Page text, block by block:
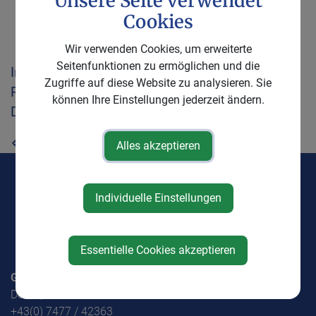
Infoblatt "Chippen" Kennzeichnung und
Registrierung von Hunden
Donnerstag, 21. Dezember 2017
⇐ zurück
Gemeinde Weistrach
Dorf 1, 3351 Weistrach
+43(0) 7477 / 42363
Cookies
Wir verwenden Cookies, um erweiterte
Seitenfunktionen zu ermöglichen und die
Zugriffe auf diese Website zu analysieren. Sie
können Ihre Einstellungen jederzeit ändern.
Alles akzeptieren
Individuelle Einstellungen
Essentielle Cookies akzeptieren